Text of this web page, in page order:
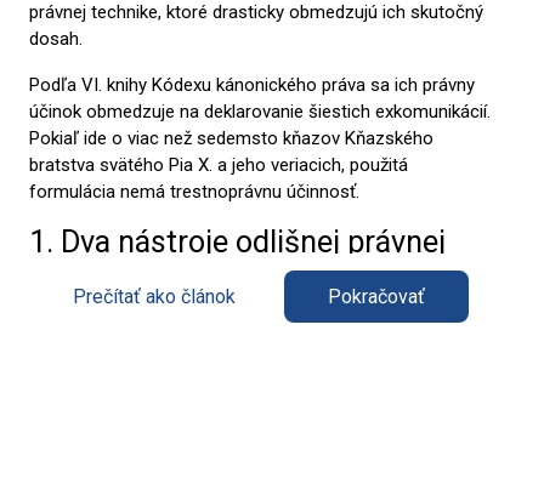
právnej technike, ktoré drasticky obmedzujú ich skutočný
dosah.
Podľa VI. knihy Kódexu kánonického práva sa ich právny
účinok obmedzuje na deklarovanie šiestich exkomunikácií.
Pokiaľ ide o viac než sedemsto kňazov Kňazského
bratstva svätého Pia X. a jeho veriacich, použitá
formulácia nemá trestnoprávnu účinnosť.
1. Dva nástroje odlišnej právnej
Na jednej strane dekrét vyhlasuje „so všetkými právnymi
Prečítať ako článok Pokračovať